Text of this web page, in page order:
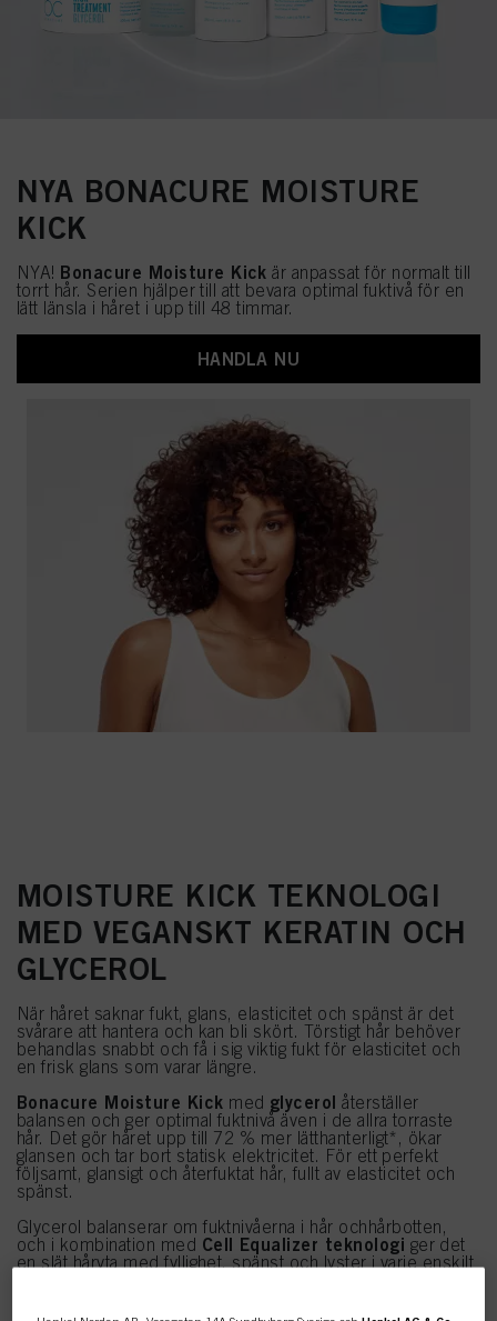
NYA BONACURE MOISTURE
KICK
NYA! Bonacure Moisture Kick är anpassat för normalt till
torrt hår. Serien hjälper till att bevara optimal fuktivå för en
lätt länsla i håret i upp till 48 timmar.
HANDLA NU
MOISTURE KICK TEKNOLOGI
MED VEGANSKT KERATIN OCH
GLYCEROL
När håret saknar fukt, glans, elasticitet och spänst är det
svårare att hantera och kan bli skört. Törstigt hår behöver
behandlas snabbt och få i sig viktig fukt för elasticitet och
en frisk glans som varar längre.
Bonacure Moisture Kick med glycerol återställer
balansen och ger optimal fuktnivå även i de allra torraste
hår. Det gör håret upp till 72 % mer lätthanterligt*, ökar
glansen och tar bort statisk elektricitet. För ett perfekt
följsamt, glansigt och återfuktat hår, fullt av elasticitet och
spänst.
Glycerol balanserar om fuktnivåerna i hår ochhårbotten,
och i kombination med Cell Equalizer teknologi ger det
en slät håryta med fyllighet, spänst och lyster i varje enskilt